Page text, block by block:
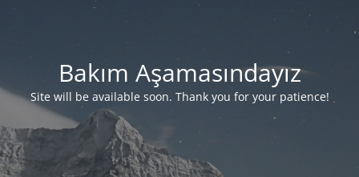
Bakım Aşamasındayız
Site will be available soon. Thank you for your patience!